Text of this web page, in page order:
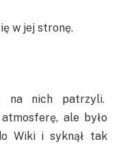
w jej stronę.
na nich patrzyli.
ale było
Wiki i syknął tak